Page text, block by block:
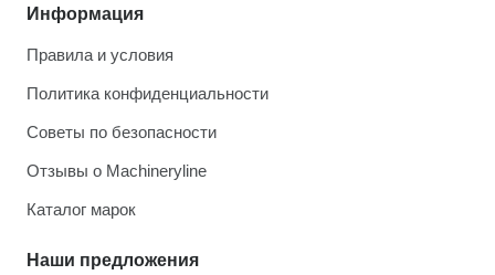
Информация
Правила и условия
Политика конфиденциальности
Советы по безопасности
Отзывы о Machineryline
Каталог марок
Наши предложения